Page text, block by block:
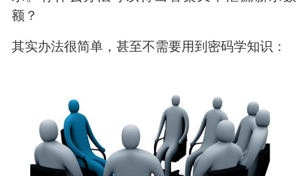
息，就可以很好地防止信息泄漏。
但有时候「消息泄露」的内涵要更复杂，加密算
想知道组内平均月薪是多少，但是大家都不愿意
透露自己的月薪数额，公司制度也不允许讨论薪
水。有什么办法可以得出答案又不泄漏薪水数
额？